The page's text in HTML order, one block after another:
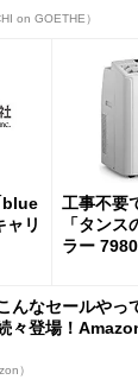
on GOETHE）
blue
リ
工事不要
「タン
ラー
んなセールや
々登場！
）